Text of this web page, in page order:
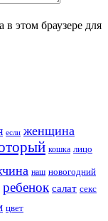
этом браузере для
если женщина
кошка лицо
наш новогодний
ребенок салат секс
цвет